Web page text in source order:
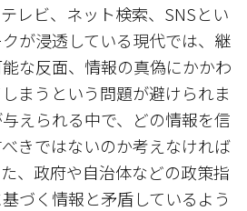
レビ、ネット検索、SNSとい
が浸透している現代では、継
な反面、情報の真偽にかかわ
まうという問題が避けられま
えられる中で、どの情報を信
きではないのか考えなければ
、政府や自治体などの政策指
づく情報と矛盾しているよう